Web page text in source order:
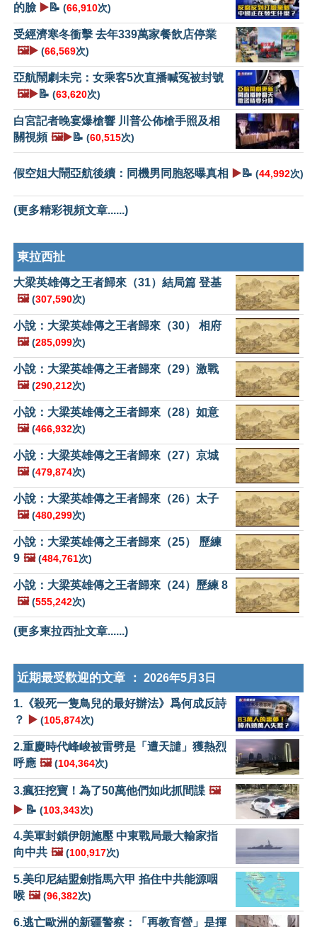
的臉 ▶️📝 (66,910次)
受經濟寒冬衝擊 去年339萬家餐飲店停業
🖼️▶️ (66,569次)
亞航鬧劇未完：女乘客5次直播喊冤被封號
🖼️▶️📝 (63,620次)
白宮記者晚宴爆槍響 川普公佈槍手照及相
關視頻 🖼️▶️📝 (60,515次)
假空姐大鬧亞航後續：同機男同胞怒曝真相 ▶️📝 (44,992次)
(更多精彩視頻文章......)
東拉西扯
大梁英雄傳之王者歸來（31）結局篇 登基
🖼️ (307,590次)
小說：大梁英雄傳之王者歸來（30） 相府
🖼️ (285,099次)
小說：大梁英雄傳之王者歸來（29）激戰
🖼️ (290,212次)
小說：大梁英雄傳之王者歸來（28）如意
🖼️ (466,932次)
小說：大梁英雄傳之王者歸來（27）京城
🖼️ (479,874次)
小說：大梁英雄傳之王者歸來（26）太子
🖼️ (480,299次)
小說：大梁英雄傳之王者歸來（25） 歷練
9 🖼️ (484,761次)
小說：大梁英雄傳之王者歸來（24）歷練 8
🖼️ (555,242次)
(更多東拉西扯文章......)
近期最受歡迎的文章 ： 2026年5月3日
1.《殺死一隻鳥兒的最好辦法》爲何成反詩
？
▶️ (105,874次)
2.重慶時代峰峻被雷劈是「遭天譴」獲熱烈
呼應 🖼️ (104,364次)
3.瘋狂挖寶！為了50萬他們如此抓間諜 🖼️
▶️ 📝 (103,343次)
4.美軍封鎖伊朗施壓 中東戰局最大輸家指
向中共 🖼️ (100,917次)
5.美印尼結盟劍指馬六甲 掐住中共能源咽
喉 🖼️ (96,382次)
6.逃亡歐洲的新疆警察：「再教育營」是揮